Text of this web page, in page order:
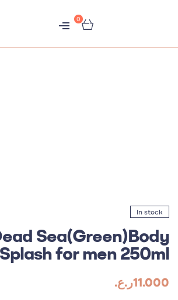
0
In stock
Sea(Green)Body
Splash for men 250ml
11.000ر.ع.